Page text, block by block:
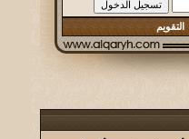
التقويم